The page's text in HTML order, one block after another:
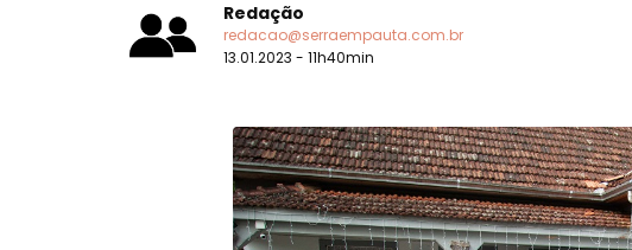
Redação
redacao@serraempauta.com.br
13.01.2023 - 11h40min